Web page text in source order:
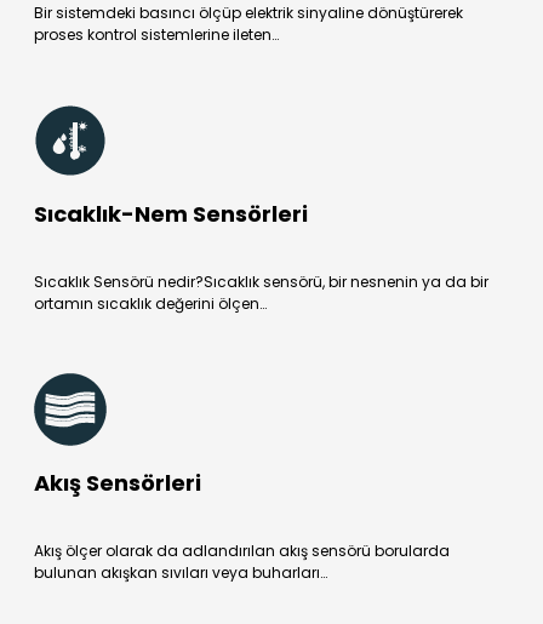
Bir sistemdeki basıncı ölçüp elektrik sinyaline dönüştürerek
proses kontrol sistemlerine ileten…
Sıcaklık-Nem Sensörleri
Sıcaklık Sensörü nedir?Sıcaklık sensörü, bir nesnenin ya da bir
ortamın sıcaklık değerini ölçen…
Akış Sensörleri
Akış ölçer olarak da adlandırılan akış sensörü borularda
bulunan akışkan sıvıları veya buharları…